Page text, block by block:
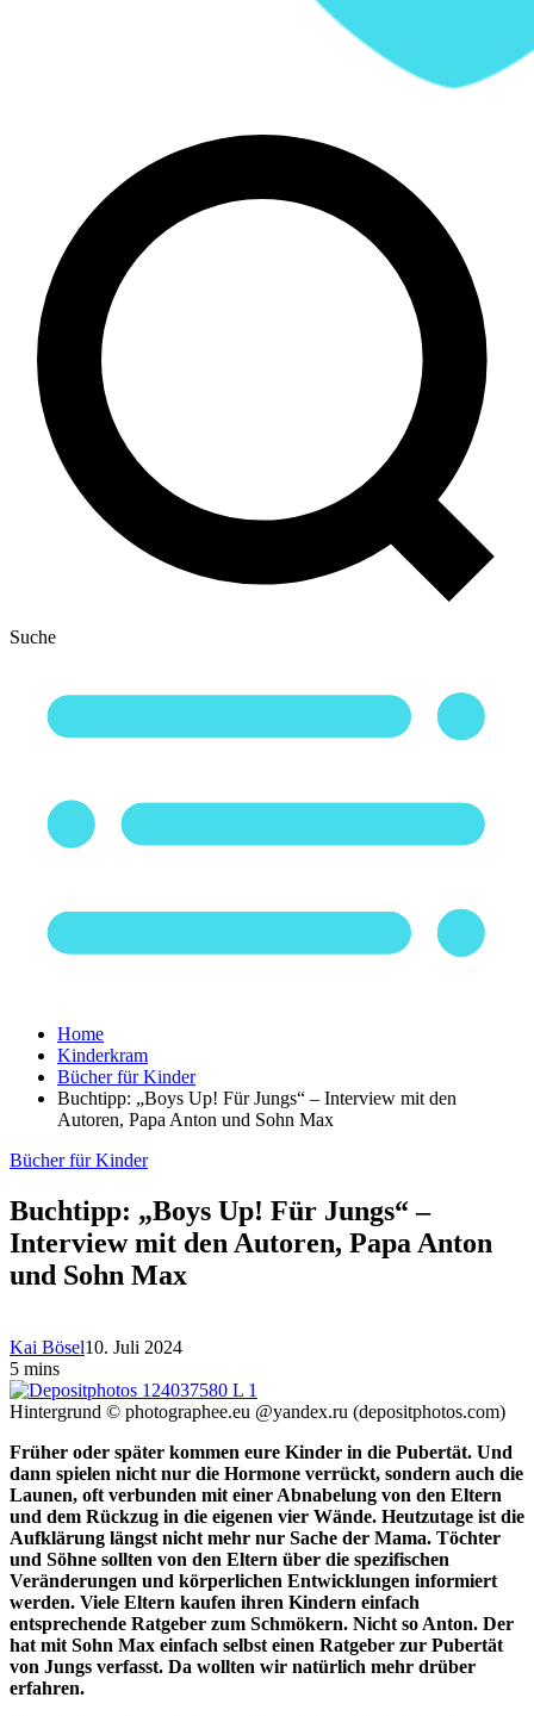
Suche
Home
Kinderkram
Bücher für Kinder
Buchtipp: „Boys Up! Für Jungs“ – Interview mit den
Autoren, Papa Anton und Sohn Max
Bücher für Kinder
Buchtipp: „Boys Up! Für Jungs“ –
Interview mit den Autoren, Papa Anton
und Sohn Max
Kai Bösel10. Juli 2024
5 mins
Hintergrund © photographee.eu @yandex.ru (depositphotos.com)
Früher oder später kommen eure Kinder in die Pubertät. Und
dann spielen nicht nur die Hormone verrückt, sondern auch die
Launen, oft verbunden mit einer Abnabelung von den Eltern
und dem Rückzug in die eigenen vier Wände. Heutzutage ist die
Aufklärung längst nicht mehr nur Sache der Mama. Töchter
und Söhne sollten von den Eltern über die spezifischen
Veränderungen und körperlichen Entwicklungen informiert
werden. Viele Eltern kaufen ihren Kindern einfach
entsprechende Ratgeber zum Schmökern. Nicht so Anton. Der
hat mit Sohn Max einfach selbst einen Ratgeber zur Pubertät
von Jungs verfasst. Da wollten wir natürlich mehr drüber
erfahren.